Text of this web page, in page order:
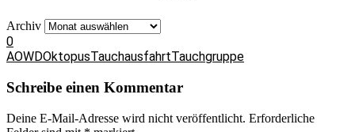
Archiv
0
AOWDOktopusTauchausfahrtTauchgruppe
Schreibe einen Kommentar
Deine E-Mail-Adresse wird nicht veröffentlicht. Erforderliche